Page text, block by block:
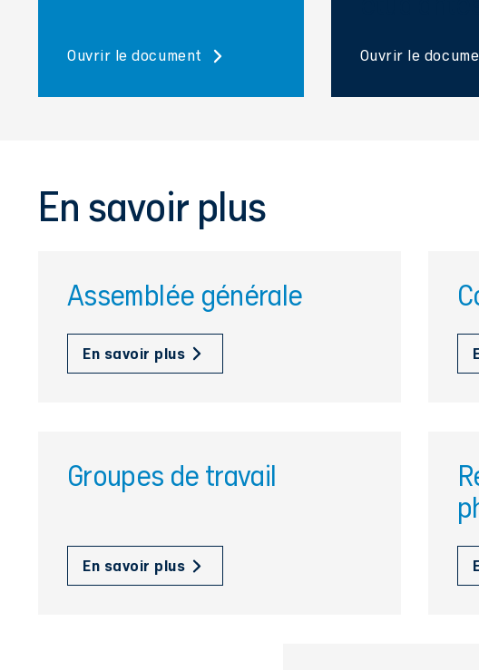
Ouvrir le document Ouvrir le
En savoir plus
Assemblée générale
En savoir plus
Groupes de travail
En savoir plus